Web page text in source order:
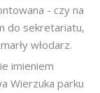
- czy na
do sekretariatu,
włodarz.
imieniem
Wierzuka parku